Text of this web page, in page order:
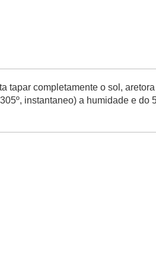
tapar completamente o sol,
instantaneo) a humidade e do